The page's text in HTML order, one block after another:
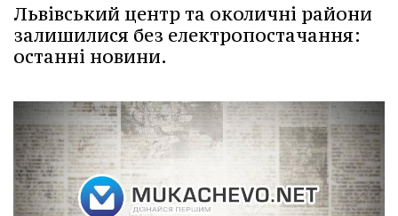
Львівський центр та околичні райони
залишилися без електропостачання:
останні новини.